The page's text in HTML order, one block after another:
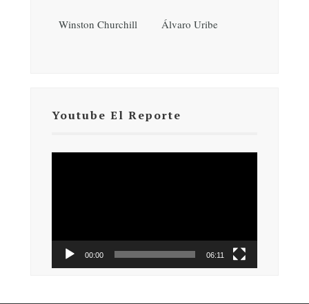
Winston Churchill Álvaro Uribe
Youtube El Reporte
00:00 06:11